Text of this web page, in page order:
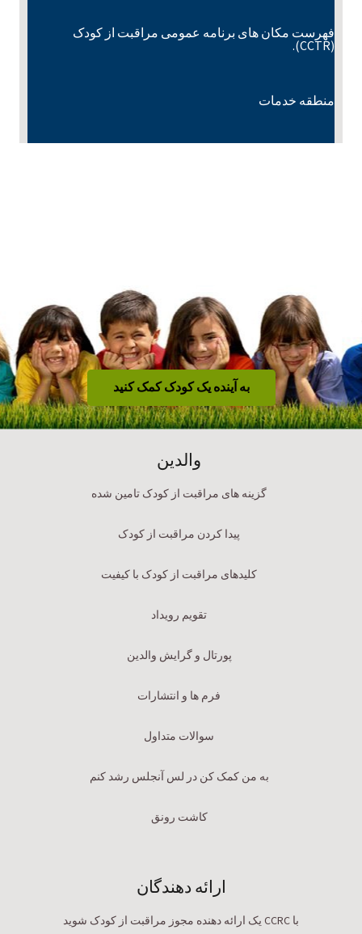
فهرست مکان های برنامه عمومی مراقبت از کودک
(CCTR).
منطقه خدمات
به آینده یک کودک کمک کنید
والدین
گزینه های مراقبت از کودک تامین شده
پیدا کردن مراقبت از کودک
کلیدهای مراقبت از کودک با کیفیت
تقویم رویداد
پورتال و گرایش والدین
فرم ها و انتشارات
سوالات متداول
به من کمک کن در لس آنجلس رشد کنم
کاشت رونق
ارائه دهندگان
با CCRC یک ارائه دهنده مجوز مراقبت از کودک شوید